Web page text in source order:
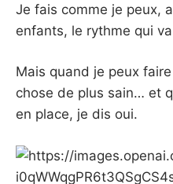
Je fais comme je peux,
enfants, le rythme qui
Mais quand je peux
chose de plus sain… et
en place, je dis oui.